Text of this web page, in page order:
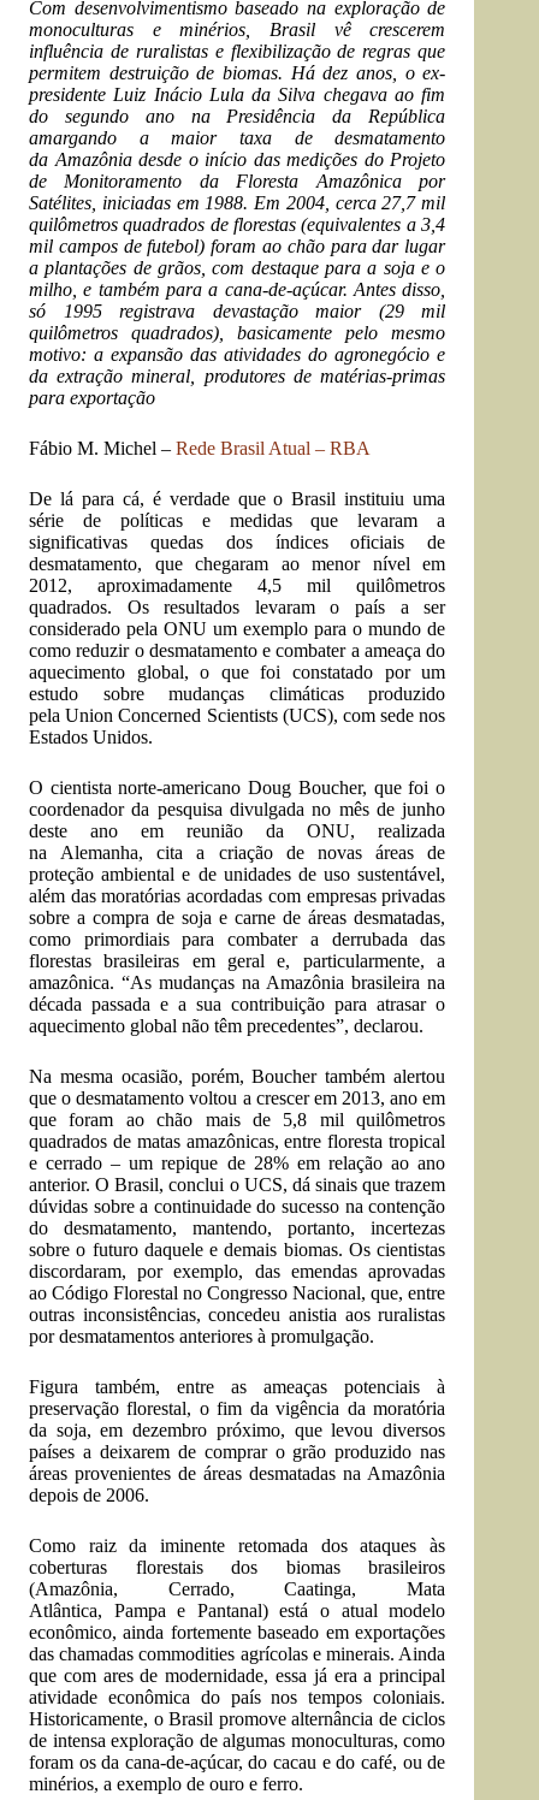
Com desenvolvimentismo baseado na exploração de
monoculturas e minérios, Brasil vê crescerem
influência de ruralistas e flexibilização de regras que
permitem destruição de biomas. Há dez anos, o ex-
presidente Luiz Inácio Lula da Silva chegava ao fim
do segundo ano na Presidência da República
amargando a maior taxa de desmatamento
da Amazônia desde o início das medições do Projeto
de Monitoramento da Floresta Amazônica por
Satélites, iniciadas em 1988. Em 2004, cerca 27,7 mil
quilômetros quadrados de florestas (equivalentes a 3,4
mil campos de futebol) foram ao chão para dar lugar
a plantações de grãos, com destaque para a soja e o
milho, e também para a cana-de-açúcar. Antes disso,
só 1995 registrava devastação maior (29 mil
quilômetros quadrados), basicamente pelo mesmo
motivo: a expansão das atividades do agronegócio e
da extração mineral, produtores de matérias-primas
para exportação
Fábio M. Michel – Rede Brasil Atual – RBA
De lá para cá, é verdade que o Brasil instituiu uma
série de políticas e medidas que levaram a
significativas quedas dos índices oficiais de
desmatamento, que chegaram ao menor nível em
2012, aproximadamente 4,5 mil quilômetros
quadrados. Os resultados levaram o país a ser
considerado pela ONU um exemplo para o mundo de
como reduzir o desmatamento e combater a ameaça do
aquecimento global, o que foi constatado por um
estudo sobre mudanças climáticas produzido
pela Union Concerned Scientists (UCS), com sede nos
Estados Unidos.
O cientista norte-americano Doug Boucher, que foi o
coordenador da pesquisa divulgada no mês de junho
deste ano em reunião da ONU, realizada
na Alemanha, cita a criação de novas áreas de
proteção ambiental e de unidades de uso sustentável,
além das moratórias acordadas com empresas privadas
sobre a compra de soja e carne de áreas desmatadas,
como primordiais para combater a derrubada das
florestas brasileiras em geral e, particularmente, a
amazônica. “As mudanças na Amazônia brasileira na
década passada e a sua contribuição para atrasar o
aquecimento global não têm precedentes”, declarou.
Na mesma ocasião, porém, Boucher também alertou
que o desmatamento voltou a crescer em 2013, ano em
que foram ao chão mais de 5,8 mil quilômetros
quadrados de matas amazônicas, entre floresta tropical
e cerrado – um repique de 28% em relação ao ano
anterior. O Brasil, conclui o UCS, dá sinais que trazem
dúvidas sobre a continuidade do sucesso na contenção
do desmatamento, mantendo, portanto, incertezas
sobre o futuro daquele e demais biomas. Os cientistas
discordaram, por exemplo, das emendas aprovadas
ao Código Florestal no Congresso Nacional, que, entre
outras inconsistências, concedeu anistia aos ruralistas
por desmatamentos anteriores à promulgação.
Figura também, entre as ameaças potenciais à
preservação florestal, o fim da vigência da moratória
da soja, em dezembro próximo, que levou diversos
países a deixarem de comprar o grão produzido nas
áreas provenientes de áreas desmatadas na Amazônia
depois de 2006.
Como raiz da iminente retomada dos ataques às
coberturas florestais dos biomas brasileiros
(Amazônia, Cerrado, Caatinga, Mata
Atlântica, Pampa e Pantanal) está o atual modelo
econômico, ainda fortemente baseado em exportações
das chamadas commodities agrícolas e minerais. Ainda
que com ares de modernidade, essa já era a principal
atividade econômica do país nos tempos coloniais.
Historicamente, o Brasil promove alternância de ciclos
de intensa exploração de algumas monoculturas, como
foram os da cana-de-açúcar, do cacau e do café, ou de
minérios, a exemplo de ouro e ferro.